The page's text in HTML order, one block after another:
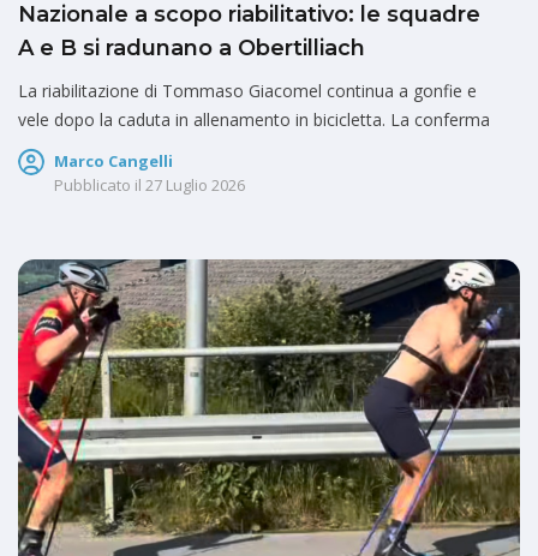
Nazionale a scopo riabilitativo: le squadre
A e B si radunano a Obertilliach
La riabilitazione di Tommaso Giacomel continua a gonfie e
vele dopo la caduta in allenamento in bicicletta. La conferma
Marco Cangelli
Pubblicato il 27 Luglio 2026